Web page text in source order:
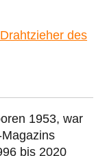
des
1953, war
bis 2020